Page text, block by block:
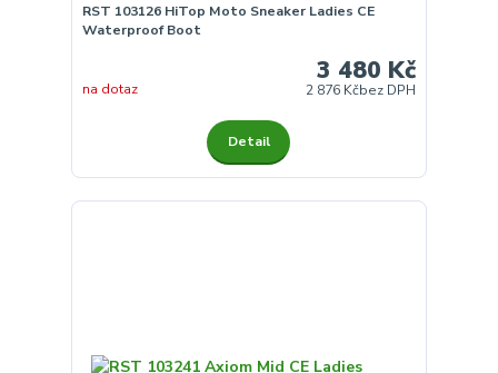
RST 103126 HiTop Moto Sneaker Ladies CE
Waterproof Boot
3 480 Kč
2 876 Kčbez DPH
na dotaz
Detail